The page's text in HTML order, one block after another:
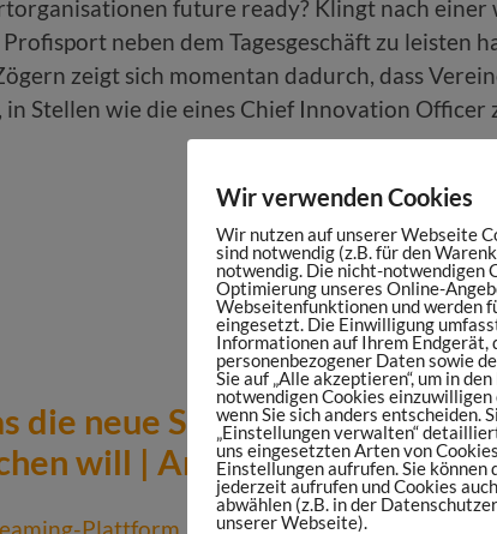
future ready? Klingt nach einer
neben dem Tagesgeschäft zu leisten
zeigt sich momentan dadurch, dass
Stellen wie die eines Chief Innovation Officer
die neue Sport-Streaming-
will | Andreas Heyden
Wir verwenden Cookies
Wir nutzen auf unserer Webseite
sind notwendig (z.B. für den
notwendig. Die nicht-notwendigen
Optimierung unseres Online-
Webseitenfunktionen und werden
eingesetzt. Die Einwilligung
Informationen auf Ihrem Endgerät,
personenbezogener Daten sowie
Sie auf „Alle akzeptieren“, um in
notwendigen Cookies einzuwilligen
wenn Sie sich anders entscheiden.
„Einstellungen verwalten“
uns eingesetzten Arten von
Einstellungen aufrufen. Sie können
jederzeit aufrufen und Cookies
abwählen (z.B. in der
unserer Webseite).